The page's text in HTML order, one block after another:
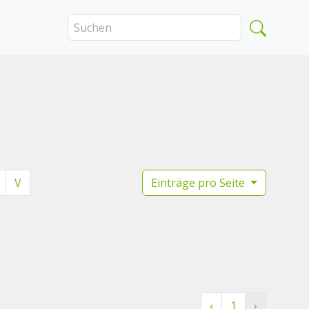
V
Einträge pro Seite
‹ 1 ›